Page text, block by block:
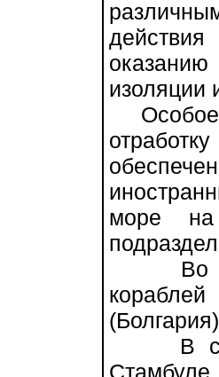
изоляции
Особое
море на
Во
В